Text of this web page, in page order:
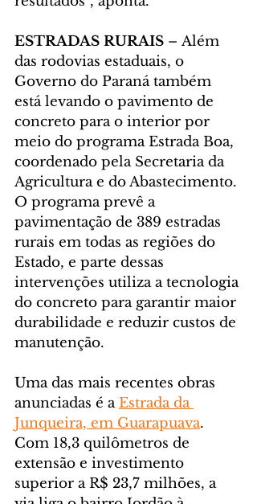
ESTRADAS RURAIS – Além
das rodovias estaduais, o
Governo do Paraná também
está levando o pavimento de
concreto para o interior por
meio do programa Estrada Boa,
coordenado pela Secretaria da
Agricultura e do Abastecimento.
O programa prevê a
pavimentação de 389 estradas
rurais em todas as regiões do
Estado, e parte dessas
intervenções utiliza a tecnologia
do concreto para garantir maior
durabilidade e reduzir custos de
manutenção.
Uma das mais recentes obras
anunciadas é a Estrada da
Junqueira, em Guarapuava.
Com 18,3 quilômetros de
extensão e investimento
superior a R$ 23,7 milhões, a